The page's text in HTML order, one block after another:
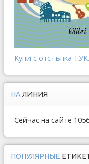
Купи с отстъпка
НА ЛИНИЯ
Сейчас на сайте
ПОПУЛЯРНЫЕ